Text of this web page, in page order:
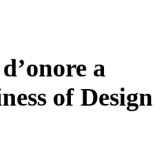
a
of Design